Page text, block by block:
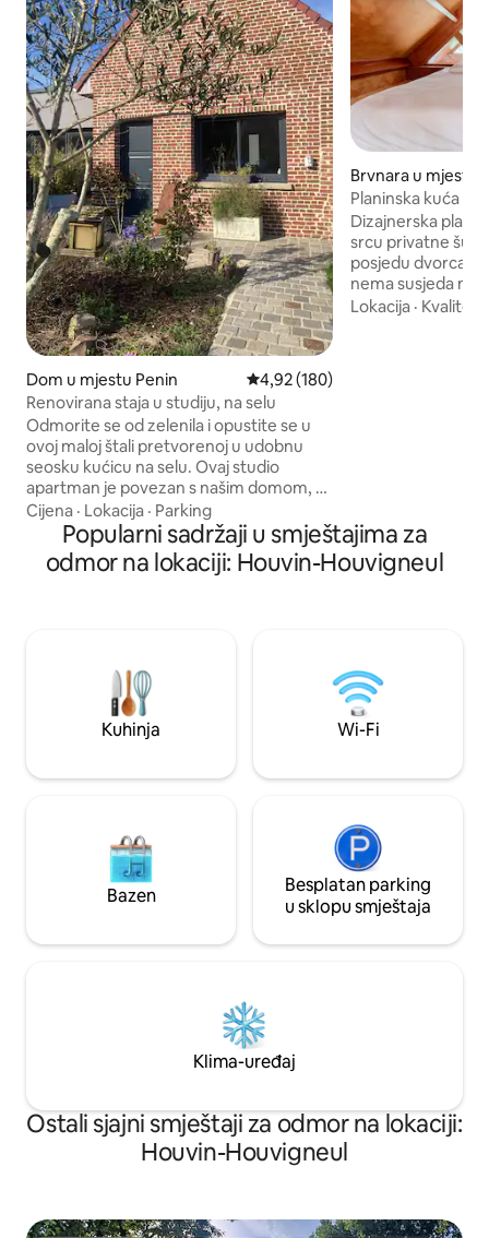
Dom u mjestu Penin Prosječna ocjena: 4,92 od 5,
4,92 (180)
Renovirana staja u studiju, na selu
Odmorite se od zelenila i opustite se u
ovoj maloj štali pretvorenoj u udobnu
seosku kućicu na selu. Ovaj studio
apartman je povezan s našim domom, ali
je u potpunosti samostalan. Dostupna su
dva terenska vozila. Da biste išli dalje,
automobil je obavezan (nalazi se 25
minuta od Arrasa/Hesdina, 30 minuta od
Cijena · Lokacija · Parking
Brvnara u mjestu
Planinska kuća
arhitekta u srcu
Dizajnerska
srcu privatne
posjedu dvorca iz
nema susjeda ni
vam pogled seže,
Lokacija · Kvalitet
Popularni sadržaji u smještajima za
odmor na lokaciji: Houvin-Houvigneul
Kuhinja Wi-Fi
Bazen
Besplatan parking
u sklopu smještaja
Klima-uređaj
Ostali sjajni smještaji za odmor na lokaciji:
Houvin-Houvigneul